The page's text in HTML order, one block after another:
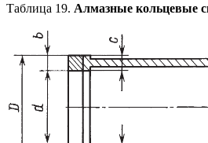
Таблица 19. Алмазные кольцевые